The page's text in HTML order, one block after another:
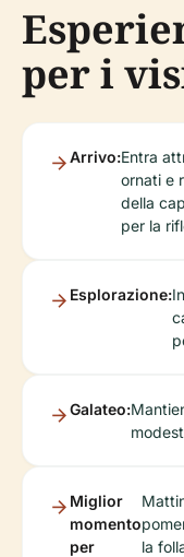
per i
Arrivo:Entra
ornati e
della
per la
Esplorazione:
Galateo:
Miglior
momento
per
la